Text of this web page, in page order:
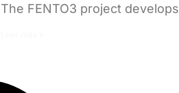
The FENTO3 project develops